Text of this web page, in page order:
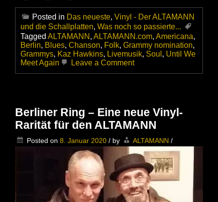
Posted in Das neueste, Vinyl - Der ALTAMANN
und die Schallplatten, Was noch so passierte...
Tagged ALTAMANN , ALTAMANN.com, Americana,
Berlin, Blues, Chanson, Folk, Grammy nomination,
Grammys, Kaz Hawkins, Livemusik, Soul , Until We
Meet Again
Leave a Commenton
We
Meet
–
GRAMMY®nominiert
Berliner Ring – Eine neue Vinyl-
Rarität für den ALTAMANN
Posted on 8. Januar 2020 / by ALTAMANN /